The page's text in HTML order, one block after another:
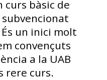
curs bàsic de
un inici molt
convençuts
a la UAB
rere curs.